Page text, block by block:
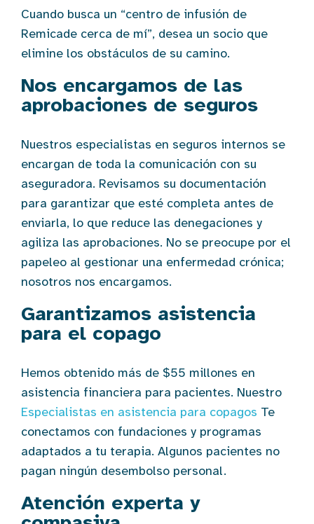
Cuando busca un “centro de infusión de
Remicade cerca de mí”, desea un socio que
elimine los obstáculos de su camino.
Nos encargamos de las
aprobaciones de seguros
Nuestros especialistas en seguros internos se
encargan de toda la comunicación con su
aseguradora. Revisamos su documentación
para garantizar que esté completa antes de
enviarla, lo que reduce las denegaciones y
agiliza las aprobaciones. No se preocupe por el
papeleo al gestionar una enfermedad crónica;
nosotros nos encargamos.
Garantizamos asistencia
para el copago
Hemos obtenido más de $55 millones en
asistencia financiera para pacientes. Nuestro
Especialistas en asistencia para copagos Te
conectamos con fundaciones y programas
adaptados a tu terapia. Algunos pacientes no
pagan ningún desembolso personal.
Atención experta y